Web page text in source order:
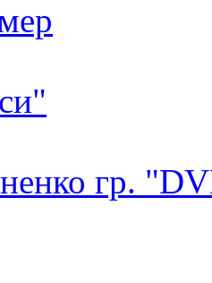
гр.